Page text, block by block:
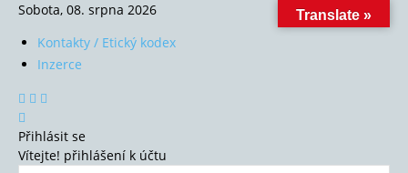
Sobota, 08. srpna 2026
Kontakty / Etický kodex
Inzerce
Přihlásit se
Vítejte! přihlášení k účtu
Translate »